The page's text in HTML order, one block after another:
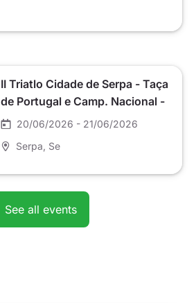
II Triatlo Cidade de Serpa - Taça
de Portugal e Camp. Nacional -
20 e 21 de junho
20/06/2026 - 21/06/2026
Serpa , Se
See all events